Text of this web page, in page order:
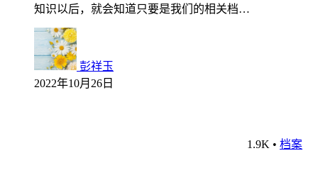
知识以后，就会知道只要是我们的相关档…
彭祥玉
2022年10月26日
1.9K • 档案